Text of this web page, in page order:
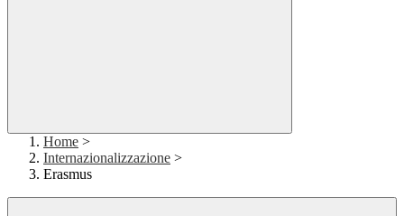
Home >
Internazionalizzazione >
Erasmus